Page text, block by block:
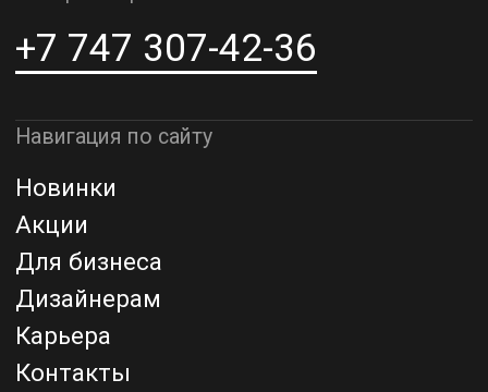
Адрес шоурума в г. Астана
г. Астана, ул. Мангилик Ел. д.21
До встречи в ваших будущих
Политика конфиденциальности
Назад наверх